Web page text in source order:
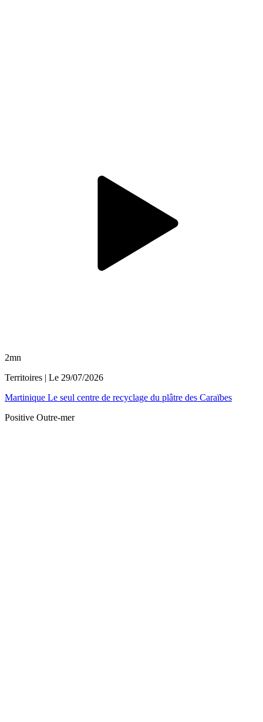
2mn
Territoires | Le 29/07/2026
Martinique Le seul centre de recyclage du plâtre des Caraïbes
Positive Outre-mer